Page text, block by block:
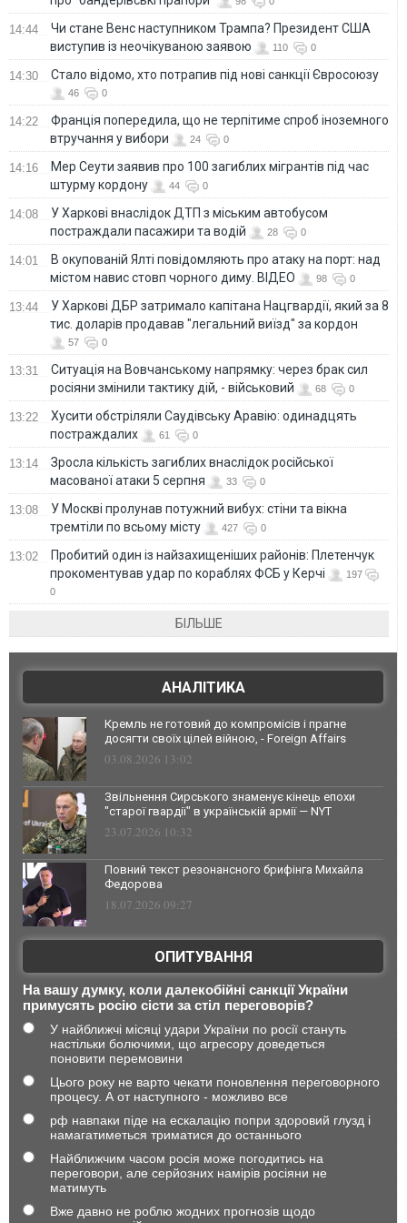
14:44
Чи стане Венс наступником Трампа? Президент США
виступив із неочікуваною заявою
110 0
14:30 Стало відомо, хто потрапив під нові санкції Євросоюзу
46 0
14:22
Франція попередила, що не терпітиме спроб іноземного
втручання у вибори
24 0
14:16
Мер Сеути заявив про 100 загиблих мігрантів під час
штурму кордону
44 0
14:08
У Харкові внаслідок ДТП з міським автобусом
постраждали пасажири та водій
28 0
14:01
В окупованій Ялті повідомляють про атаку на порт: над
містом навис стовп чорного диму. ВІДЕО
98 0
13:44
У Харкові ДБР затримало капітана Нацгвардії, який за 8
тис. доларів продавав "легальний виїзд" за кордон
57 0
13:31
Ситуація на Вовчанському напрямку: через брак сил
росіяни змінили тактику дій, - військовий
68 0
13:22
Хусити обстріляли Саудівську Аравію: одинадцять
постраждалих
61 0
13:14
Зросла кількість загиблих внаслідок російської
масованої атаки 5 серпня
33 0
13:08
У Москві пролунав потужний вибух: стіни та вікна
тремтіли по всьому місту
427 0
13:02
Пробитий один із найзахищеніших районів: Плетенчук
прокоментував удар по кораблях ФСБ у Керчі
197
0
БІЛЬШЕ
АНАЛІТИКА
Кремль не готовий до компромісів і прагне
досягти своїх цілей війною, - Foreign Affairs
03.08.2026 13:02
Звільнення Сирського знаменує кінець епохи
"старої гвардії" в українській армії — NYT
23.07.2026 10:32
Повний текст резонансного брифінга Михайла
Федорова
18.07.2026 09:27
ОПИТУВАННЯ
На вашу думку, коли далекобійні санкції України
примусять росію сісти за стіл переговорів?
У найближчі місяці удари України по росії стануть
настільки болючими, що агресору доведеться
поновити перемовини
Цього року не варто чекати поновлення переговорного
процесу. А от наступного - можливо все
рф навпаки піде на ескалацію попри здоровий глузд і
намагатиметься триматися до останнього
Найближчим часом росія може погодитись на
переговори, але серйозних намірів росіяни не
матимуть
Вже давно не роблю жодних прогнозів щодо